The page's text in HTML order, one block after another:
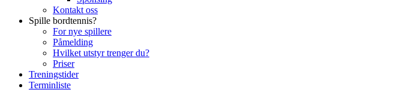
Kontakt oss
Spille bordtennis?
For nye spillere
Påmelding
Hvilket utstyr trenger du?
Priser
Treningstider
Terminliste